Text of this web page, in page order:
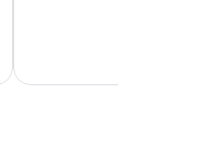
心
極